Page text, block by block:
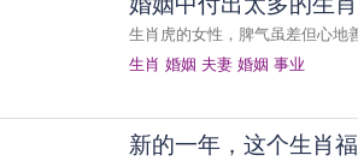
生肖虎的女性，脾气虽差但心地
生肖 婚姻 夫妻 婚姻 事业
新的一年，这个生肖